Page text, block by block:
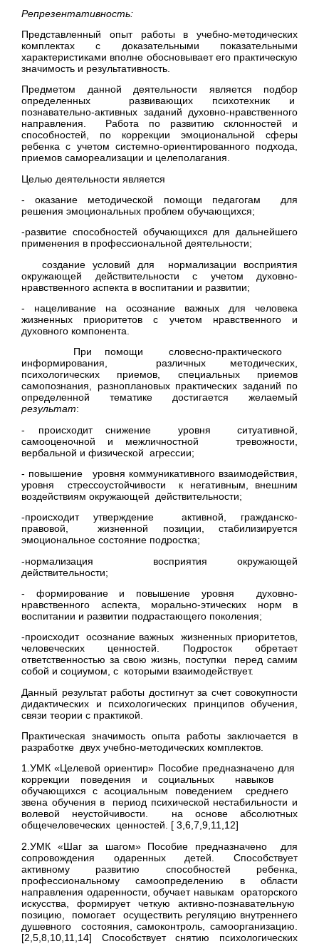
Репрезентативность:
Представленный опыт работы в учебно-методических
комплектах с доказательными показательными
характеристиками вполне обосновывает его практическую
значимость и результативность.
Предметом данной деятельности является подбор
определенных развивающих психотехник и
познавательно-активных заданий духовно-нравственного
направления. Работа по развитию склонностей и
способностей, по коррекции эмоциональной сферы
ребенка с учетом системно-ориентированного подхода,
приемов самореализации и целеполагания.
Целью деятельности является
- оказание методической помощи педагогам для
решения эмоциональных проблем обучающихся;
-развитие способностей обучающихся для дальнейшего
применения в профессиональной деятельности;
создание условий для нормализации восприятия
окружающей действительности с учетом духовно-
нравственного аспекта в воспитании и развитии;
- нацеливание на осознание важных для человека
жизненных приоритетов с учетом нравственного и
духовного компонента.
При помощи словесно-практического
информирования, различных методических,
психологических приемов, специальных приемов
самопознания, разноплановых практических заданий по
определенной тематике достигается желаемый
результат:
- происходит снижение уровня ситуативной,
самооценочной и межличностной тревожности,
вербальной и физической агрессии;
- повышение уровня коммуникативного взаимодействия,
уровня стрессоустойчивости к негативным, внешним
воздействиям окружающей действительности;
-происходит утверждение активной, гражданско-
правовой, жизненной позиции, стабилизируется
эмоциональное состояние подростка;
-нормализация восприятия окружающей
действительности;
- формирование и повышение уровня духовно-
нравственного аспекта, морально-этических норм в
воспитании и развитии подрастающего поколения;
-происходит осознание важных жизненных приоритетов,
человеческих ценностей. Подросток обретает
ответственностью за свою жизнь, поступки перед самим
собой и социумом, с которыми взаимодействует.
Данный результат работы достигнут за счет совокупности
дидактических и психологических принципов обучения,
связи теории с практикой.
Практическая значимость опыта работы заключается в
разработке двух учебно-методических комплектов.
1.УМК «Целевой ориентир» Пособие предназначено для
коррекции поведения и социальных навыков
обучающихся с асоциальным поведением среднего
звена обучения в период психической нестабильности и
волевой неустойчивости. на основе абсолютных
общечеловеческих ценностей. [ 3,6,7,9,11,12]
2.УМК «Шаг за шагом» Пособие предназначено для
сопровождения одаренных детей. Способствует
активному развитию способностей ребенка,
профессиональному самоопределению в области
направления одаренности, обучает навыкам ораторского
искусства, формирует четкую активно-познавательную
позицию, помогает осуществить регуляцию внутреннего
душевного состояния, самоконтроль, самоорганизацию.
[2,5,8,10,11,14] Способствует снятию психологических